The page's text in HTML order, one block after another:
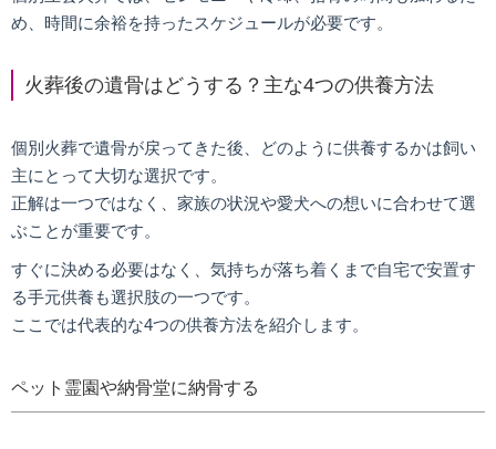
め、時間に余裕を持ったスケジュールが必要です。
火葬後の遺骨はどうする？主な4つの供養方法
個別火葬で遺骨が戻ってきた後、どのように供養するかは飼い
主にとって大切な選択です。
正解は一つではなく、家族の状況や愛犬への想いに合わせて選
ぶことが重要です。
すぐに決める必要はなく、気持ちが落ち着くまで自宅で安置す
る手元供養も選択肢の一つです。
ここでは代表的な4つの供養方法を紹介します。
ペット霊園や納骨堂に納骨する